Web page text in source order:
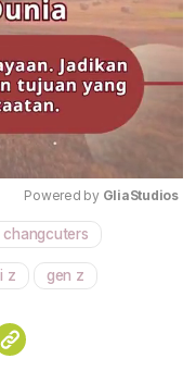
Powered by GliaStudios
changcuters
z gen z